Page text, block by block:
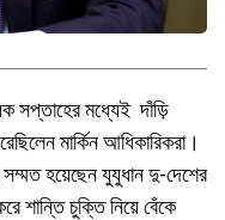
সপ্তাহের মধ্যেই দাঁড়ি
মার্কিন আধিকারিকরা।
হয়েছেন যুযুধান দু-দেশের
শান্তি চুক্তি নিয়ে বেঁকে